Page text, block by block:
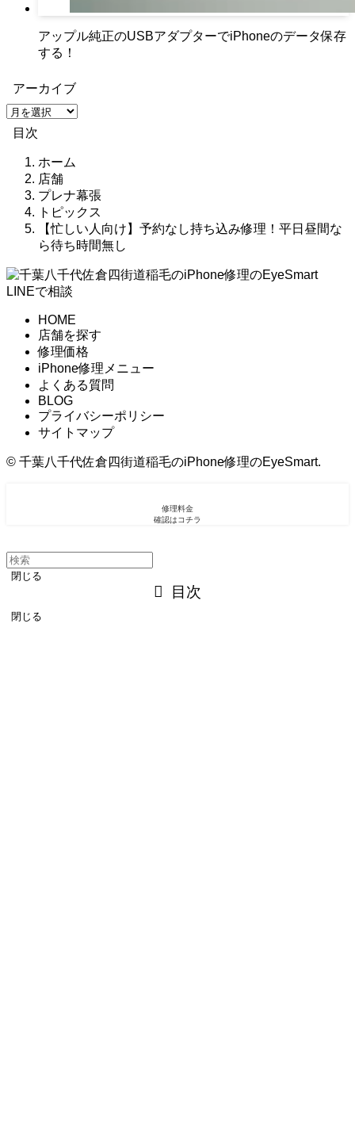
アップル純正のUSBアダプターでiPhoneのデータ保存
する！
アーカイブ
ア
ー目次
ホーム
店舗
プレナ幕張
トピックス
【忙しい人向け】予約なし持ち込み修理！平日昼間な
ら待ち時間無し
LINEで相談
HOME
店舗を探す
修理価格
iPhone修理メニュー
よくある質問
BLOG
プライバシーポリシー
サイトマップ
© 千葉八千代佐倉四街道稲毛のiPhone修理のEyeSmart.
修理料金
確認はコチラ
閉じる
目次
閉じる